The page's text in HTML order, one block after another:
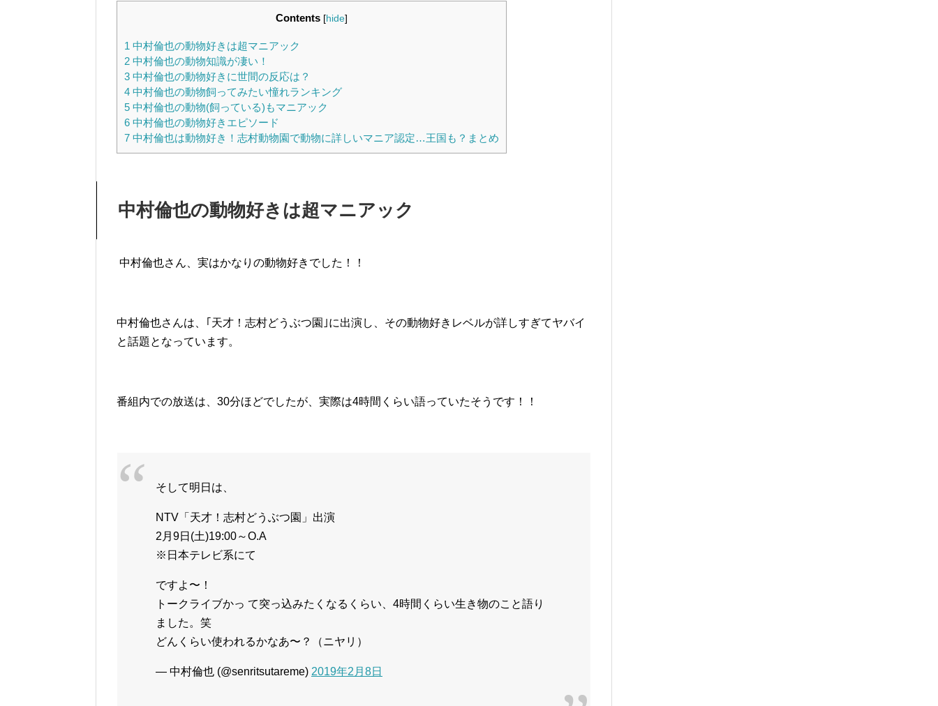
Contents [hide]
1 中村倫也の動物好きは超マニアック
2 中村倫也の動物知識が凄い！
3 中村倫也の動物好きに世間の反応は？
4 中村倫也の動物飼ってみたい憧れランキング
5 中村倫也の動物(飼っている)もマニアック
6 中村倫也の動物好きエピソード
7 中村倫也は動物好き！志村動物園で動物に詳しいマニア認定…王国も？まとめ
中村倫也の動物好きは超マニアック
中村倫也さん、実はかなりの動物好きでした！！
中村倫也さんは、｢天才！志村どうぶつ園｣に出演し、その動物好きレベルが詳しすぎてヤバイ
と話題となっています。
番組内での放送は、30分ほどでしたが、実際は4時間くらい語っていたそうです！！
そして明日は、
NTV「天才！志村どうぶつ園」出演
2月9日(土)19:00～O.A
※日本テレビ系にて
ですよ〜！
トークライブかっ て突っ込みたくなるくらい、4時間くらい生き物のこと語り
ました。笑
どんくらい使われるかなあ〜？（ニヤリ）
— 中村倫也 (@senritsutareme) 2019年2月8日